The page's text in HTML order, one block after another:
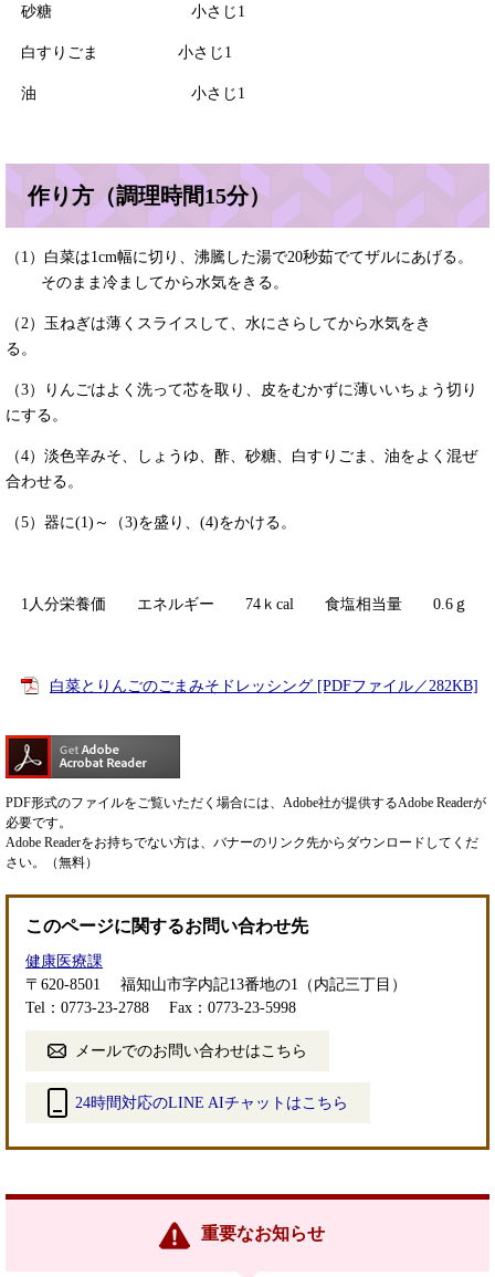
砂糖 小さじ1
白すりごま 小さじ1
油 小さじ1
作り方（調理時間15分）
（1）白菜は1cm幅に切り、沸騰した湯で20秒茹でてザルにあげる。
そのまま冷ましてから水気をきる。
（2）玉ねぎは薄くスライスして、水にさらしてから水気をき
る。
（3）りんごはよく洗って芯を取り、皮をむかずに薄いいちょう切り
にする。
（4）淡色辛みそ、しょうゆ、酢、砂糖、白すりごま、油をよく混ぜ
合わせる。
（5）器に(1)～（3)を盛り、(4)をかける。
1人分栄養価 エネルギー 74ｋcal 食塩相当量 0.6ｇ
白菜とりんごのごまみそドレッシング [PDFファイル／282KB]
PDF形式のファイルをご覧いただく場合には、Adobe社が提供するAdobe Readerが
必要です。
Adobe Readerをお持ちでない方は、バナーのリンク先からダウンロードしてくだ
さい。（無料）
このページに関するお問い合わせ先
健康医療課
〒620-8501
福知山市字内記13番地の1（内記三丁目）
Tel：0773-23-2788
Fax：0773-23-5998
メールでのお問い合わせはこちら
24時間対応のLINE AIチャットはこちら
リ
重要なお知らせ